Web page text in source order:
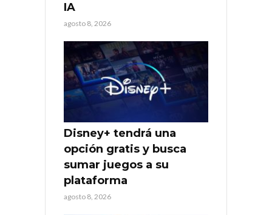
IA
agosto 8, 2026
Disney+ tendrá una
opción gratis y busca
sumar juegos a su
plataforma
agosto 8, 2026